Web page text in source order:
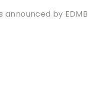
announced by EDMB